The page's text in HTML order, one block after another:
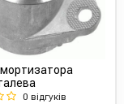
0 відгуків